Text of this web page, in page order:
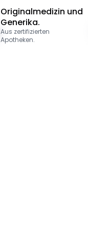
Originalmedizin und
Generika.
Aus zertifizierten
Apotheken.